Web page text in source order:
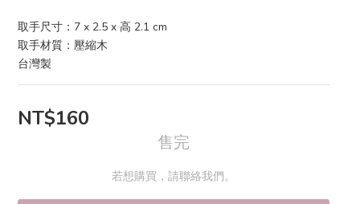
取手尺寸：7 x 2.5 x 高 2.1 cm
取手材質：壓縮木
台灣製
NT$160
售完
若想購買，請聯絡我們。